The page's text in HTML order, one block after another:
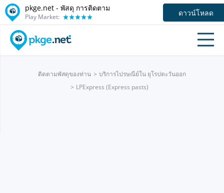
pkge.net - พัสดุ การติดตาม
Play Market: ดาวน์โหลด
ติดตามพัสดุของท่าน
บริการไปรษณีย์ใน ยุโรปตะวันออก
LPExpress (Express pasts)